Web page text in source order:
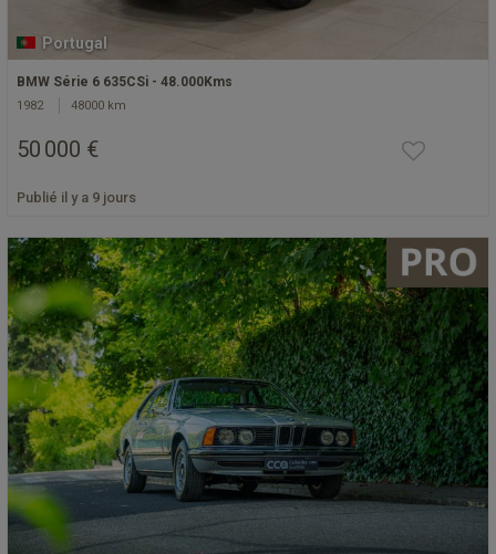
Portugal
BMW Série 6 635CSi - 48.000Kms
1982 48000 km
50 000 €
Publié il y a 9 jours